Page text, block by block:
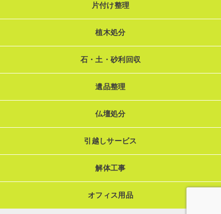
片付け整理
植木処分
石・土・砂利回収
遺品整理
仏壇処分
引越しサービス
解体工事
オフィス用品